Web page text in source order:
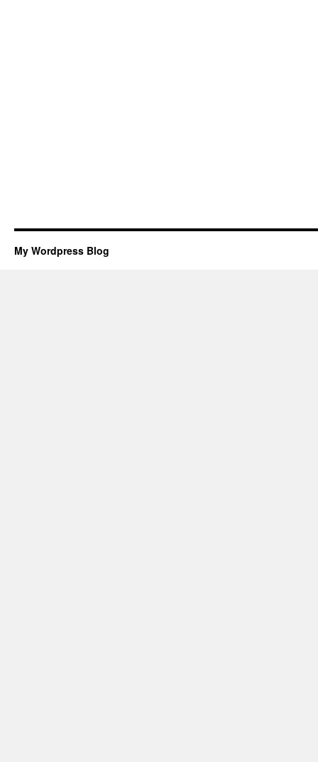
My Wordpress Blog